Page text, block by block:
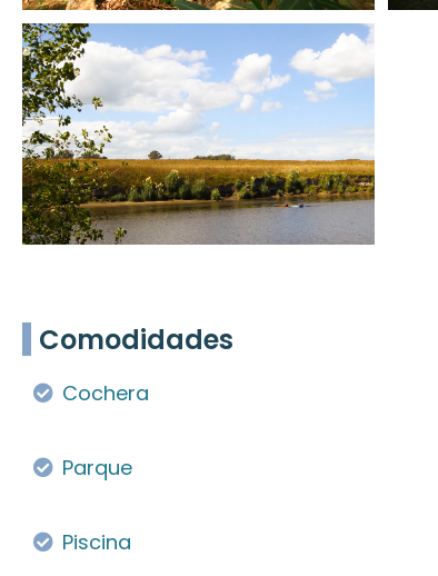
Comodidades
Cochera
Parque
Piscina